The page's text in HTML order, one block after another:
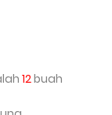
12buah